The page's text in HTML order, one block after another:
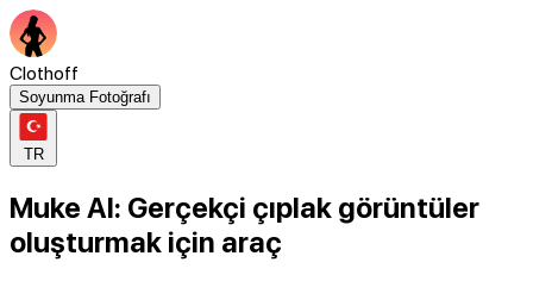
Clothoff
Soyunma Fotoğrafı
TR
Muke AI: Gerçekçi çıplak görüntüler
oluşturmak için araç